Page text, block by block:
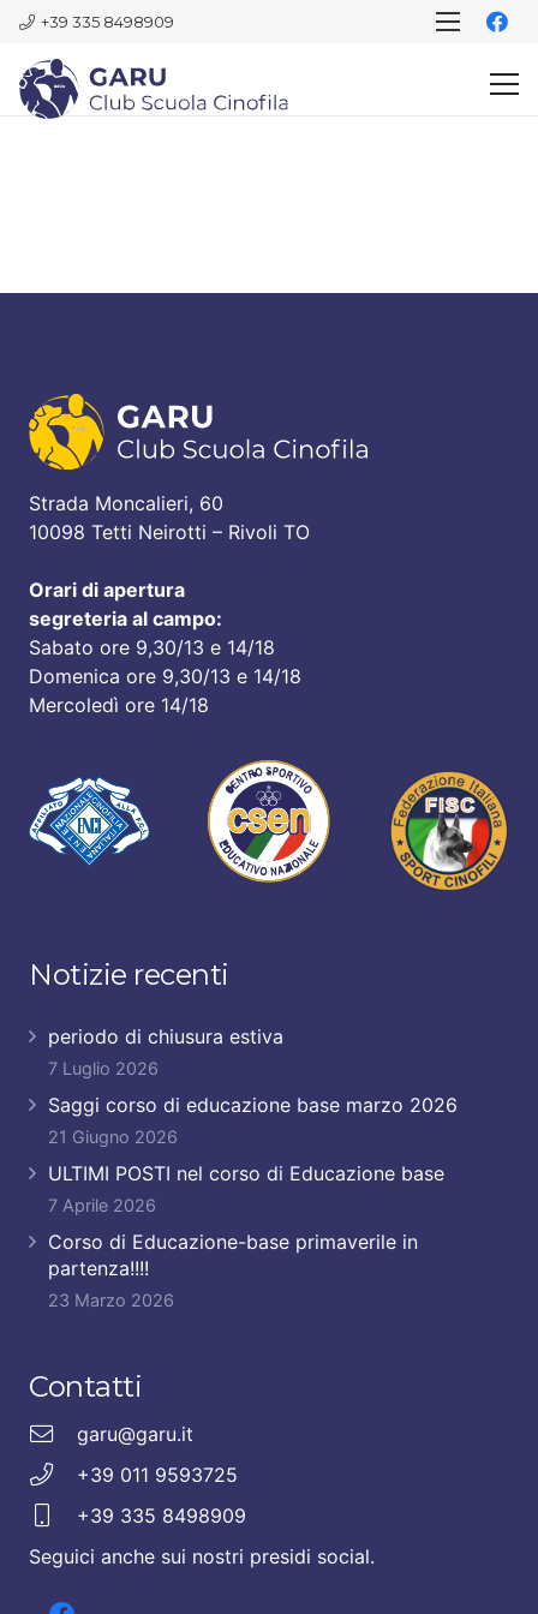
+39 335 8498909
Strada Moncalieri, 60
10098 Tetti Neirotti – Rivoli TO
Orari di apertura
segreteria al campo:
Sabato ore 9,30/13 e 14/18
Domenica ore 9,30/13 e 14/18
Mercoledì ore 14/18
Notizie recenti
periodo di chiusura estiva
7 Luglio 2026
Saggi corso di educazione base marzo 2026
21 Giugno 2026
ULTIMI POSTI nel corso di Educazione base
7 Aprile 2026
Corso di Educazione-base primaverile in
partenza!!!!
23 Marzo 2026
Contatti
garu@garu.it
+39 011 9593725
+39 335 8498909
Seguici anche sui nostri presidi social.